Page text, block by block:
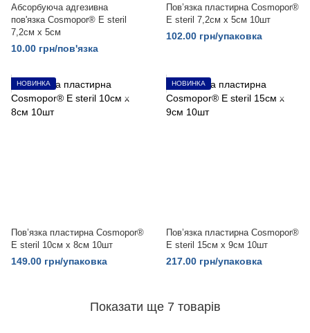
Абсорбуюча адгезивна
пов'язка Cosmopor® E steril
7,2см x 5см
10.00 грн/пов'язка
Пов’язка пластирна Cosmopor®
E steril 7,2см x 5см 10шт
102.00 грн/упаковка
НОВИНКА
Пов’язка пластирна Cosmopor®
E steril 10см х 8см 10шт
149.00 грн/упаковка
НОВИНКА
Пов’язка пластирна Cosmopor®
E steril 15см х 9см 10шт
217.00 грн/упаковка
Показати ще 7 товарів